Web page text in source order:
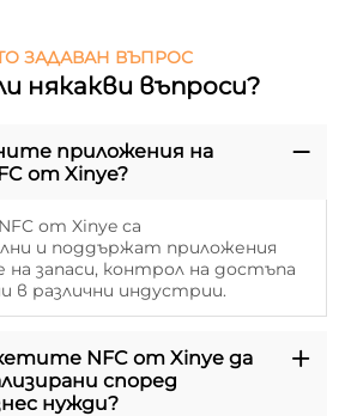
ЗАДАВАН ВЪПРОС
някакви въпроси?
приложения на
от Xinye?
от Xinye са
и поддържат приложения
на запаси, контрол на достъпа
в различни индустрии.
NFC от Xinye да
според
нужди?